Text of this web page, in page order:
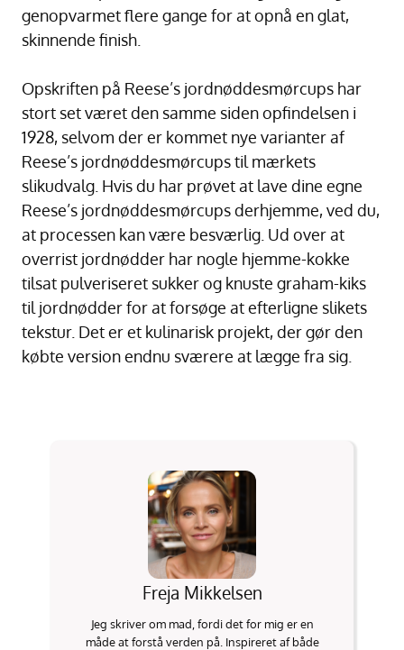
genopvarmet flere gange for at opnå en glat,
skinnende finish.
Opskriften på Reese’s jordnøddesmørcups har
stort set været den samme siden opfindelsen i
1928, selvom der er kommet nye varianter af
Reese’s jordnøddesmørcups til mærkets
slikudvalg. Hvis du har prøvet at lave dine egne
Reese’s jordnøddesmørcups derhjemme, ved du,
at processen kan være besværlig. Ud over at
overrist jordnødder har nogle hjemme-kokke
tilsat pulveriseret sukker og knuste graham-kiks
til jordnødder for at forsøge at efterligne slikets
tekstur. Det er et kulinarisk projekt, der gør den
købte version endnu sværere at lægge fra sig.
Freja Mikkelsen
Jeg skriver om mad, fordi det for mig er en
måde at forstå verden på. Inspireret af både